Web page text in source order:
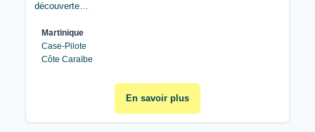
découverte…
Martinique
Case-Pilote
Côte Caraïbe
En savoir plus